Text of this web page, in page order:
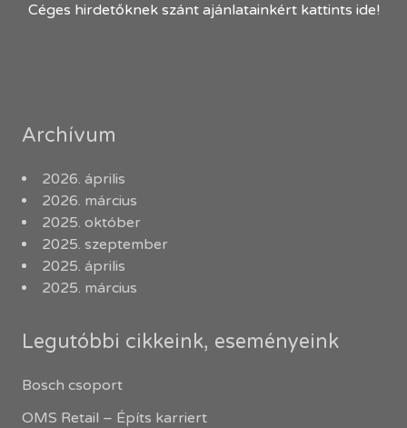
Céges hirdetőknek szánt ajánlatainkért kattints ide!
Archívum
2026. április
2026. március
2025. október
2025. szeptember
2025. április
2025. március
Legutóbbi cikkeink, eseményeink
Bosch csoport
OMS Retail – Építs karriert